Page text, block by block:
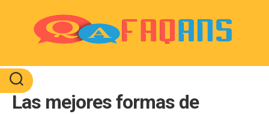
Las mejores formas de